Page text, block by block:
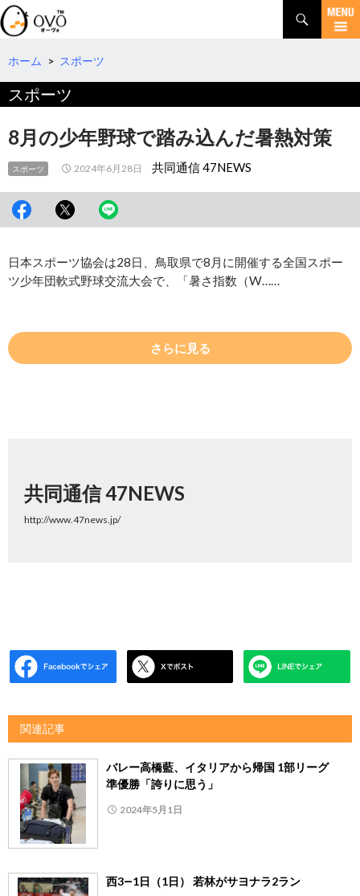
検
索
コ
テ
へ
動
ホーム > スポーツ
スポーツ
8月の少年野球で踏み込んだ暑熱対策
スポーツ 2024年6月28日 共同通信 47NEWS
日本スポーツ協会は28日、鳥取県で8月に開催する全国スポー
ツ少年団軟式野球交流大会で、「暑さ指数（W……
さらに見る
共同通信 47NEWS
http://www.47news.jp/
関連記事
バレー高橋藍、イタリアから帰国 1部リーグ
準優勝「誇りに思う」
2024年5月1日
西3―1日（1日） 若林がサヨナラ2ラン